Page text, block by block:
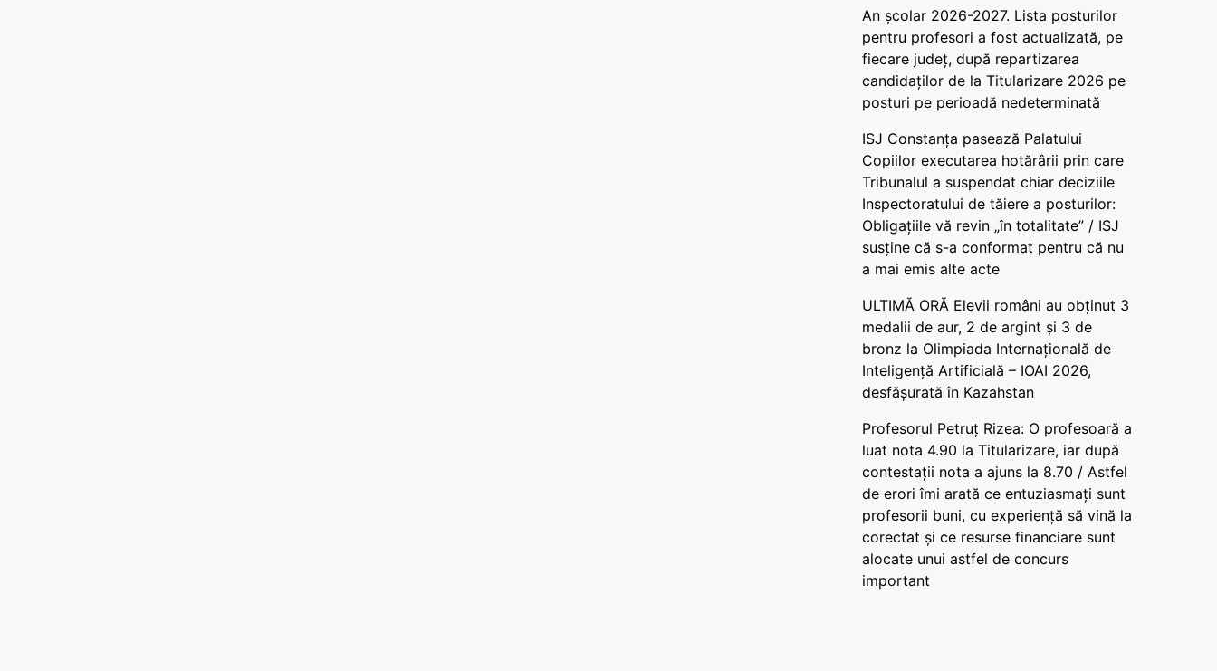
An școlar 2026-2027. Lista posturilor
pentru profesori a fost actualizată, pe
fiecare județ, după repartizarea
candidaților de la Titularizare 2026 pe
posturi pe perioadă nedeterminată
ISJ Constanța pasează Palatului
Copiilor executarea hotărârii prin care
Tribunalul a suspendat chiar deciziile
Inspectoratului de tăiere a posturilor:
Obligațiile vă revin „în totalitate” / ISJ
susține că s-a conformat pentru că nu
a mai emis alte acte
ULTIMĂ ORĂ Elevii români au obținut 3
medalii de aur, 2 de argint și 3 de
bronz la Olimpiada Internațională de
Inteligență Artificială – IOAI 2026,
desfășurată în Kazahstan
Profesorul Petruț Rizea: O profesoară a
luat nota 4.90 la Titularizare, iar după
contestații nota a ajuns la 8.70 / Astfel
de erori îmi arată ce entuziasmați sunt
profesorii buni, cu experiență să vină la
corectat și ce resurse financiare sunt
alocate unui astfel de concurs
important